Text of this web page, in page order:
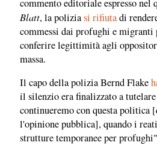
commento editoriale espresso nel
Blatt, la poliziasi rifiutadi
commessi dai profughi e migranti
conferire legittimità agli
massa.
Il capo della polizia Bernd Flake
il silenzio era finalizzato a
continueremo con questa politica
l'opinione pubblica], quando i
strutture temporanee per